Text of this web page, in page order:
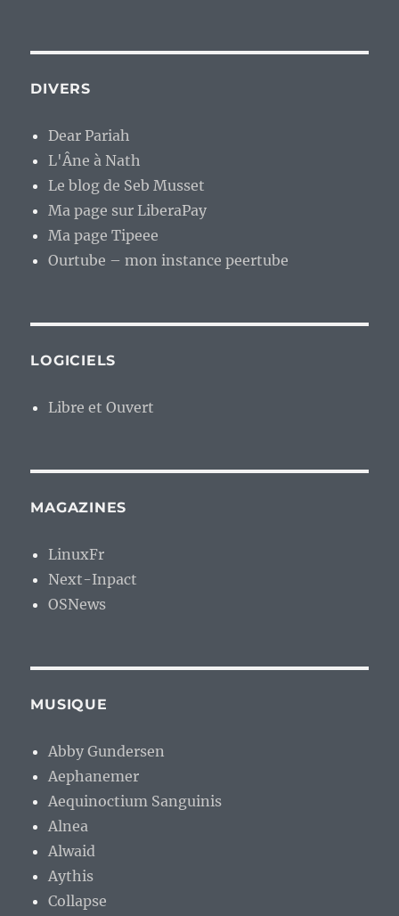
DIVERS
Dear Pariah
L'Âne à Nath
Le blog de Seb Musset
Ma page sur LiberaPay
Ma page Tipeee
Ourtube – mon instance peertube
LOGICIELS
Libre et Ouvert
MAGAZINES
LinuxFr
Next-Inpact
OSNews
MUSIQUE
Abby Gundersen
Aephanemer
Aequinoctium Sanguinis
Alnea
Alwaid
Aythis
Collapse